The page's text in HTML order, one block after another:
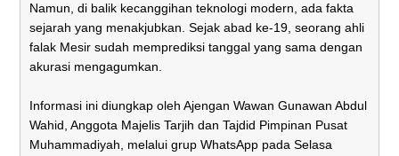
Namun, di balik kecanggihan teknologi modern, ada fakta
sejarah yang menakjubkan. Sejak abad ke-19, seorang ahli
falak Mesir sudah memprediksi tanggal yang sama dengan
akurasi mengagumkan.
Informasi ini diungkap oleh Ajengan Wawan Gunawan Abdul
Wahid, Anggota Majelis Tarjih dan Tajdid Pimpinan Pusat
Muhammadiyah, melalui grup WhatsApp pada Selasa